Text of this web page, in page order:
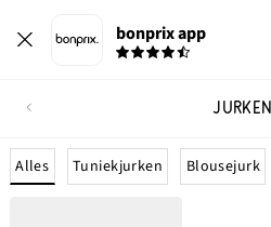
bonprix app
JURKEN
Alles Tuniekjurken Blousejurk